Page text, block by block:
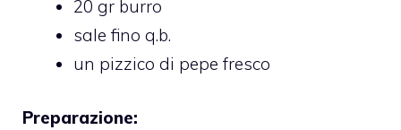
20 gr burro
sale fino q.b.
un pizzico di pepe fresco
Preparazione: